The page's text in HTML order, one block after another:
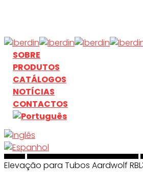
main
content
search
Menu
SOBRE
PRODUTOS
CATÁLOGOS
NOTÍCIAS
CONTACTOS
search
InícioManuseamento & Elevação
Elevação para Tubos Aardwolf